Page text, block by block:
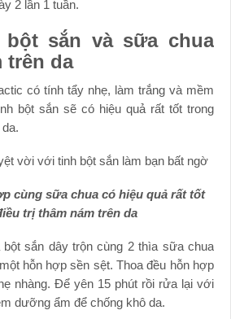
2 lần 1 tuần.
sắn và sữa chua
trên da
có tính tẩy nhẹ, làm trắng và mềm
bột sắn sẽ có hiệu quả rất tốt trong
cùng sữa chua có hiệu quả rất tốt
trị thâm nám trên da
sắn dây trộn cùng 2 thìa sữa chua
hỗn hợp sền sệt. Thoa đều hỗn hợp
nhàng. Để yên 15 phút rồi rửa lại với
dưỡng ẩm để chống khô da.